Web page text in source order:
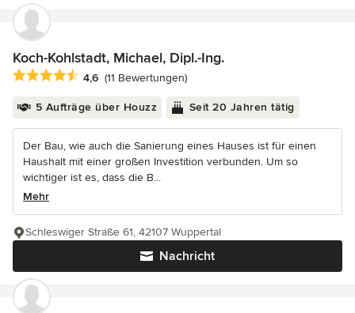
Koch-Kohlstadt, Michael, Dipl.-Ing.
Durchschnittliche Bewertung: 4.6 von 5 Sternen
4,6 (11 Bewertungen)
5 Aufträge über Houzz Seit 20 Jahren tätig
Der Bau, wie auch die Sanierung eines Hauses ist für einen
Haushalt mit einer großen Investition verbunden. Um so
wichtiger ist es, dass die B...
Mehr
Nachricht
Schleswiger Straße 61, 42107 Wuppertal